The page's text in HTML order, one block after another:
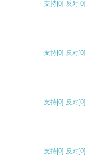
支持[0] 反对[0]
支持[0] 反对[0]
支持[0] 反对[0]
支持[0] 反对[0]